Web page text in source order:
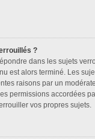
?
dans les sujets
est alors terminé. Les
raisons par un
permissions accordées
vos propres sujets.